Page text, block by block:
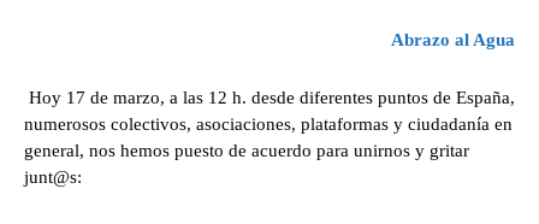
Abrazo al Agua
Hoy 17 de marzo, a las 12 h. desde diferentes puntos de España,
numerosos colectivos, asociaciones, plataformas y ciudadanía en
general, nos hemos puesto de acuerdo para unirnos y gritar
junt@s: